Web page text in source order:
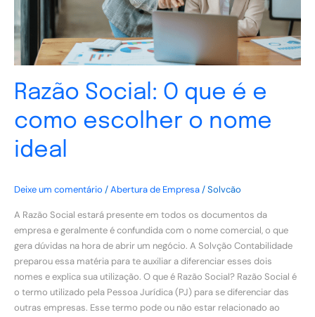
Razão Social: O que é e
como escolher o nome
ideal
Deixe um comentário /Abertura de Empresa/Solvcão
A Razão Social estará presente em todos os documentos da
empresa e geralmente é confundida com o nome comercial, o que
gera dúvidas na hora de abrir um negócio. A Solvção Contabilidade
preparou essa matéria para te auxiliar a diferenciar esses dois
nomes e explica sua utilização. O que é Razão Social? Razão Social é
o termo utilizado pela Pessoa Jurídica (PJ) para se diferenciar das
outras empresas. Esse termo pode ou não estar relacionado ao
escolher
o
nome
ideal